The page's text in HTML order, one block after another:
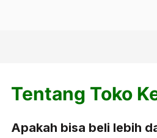
Tentang Toko
Apakah bisa beli lebih